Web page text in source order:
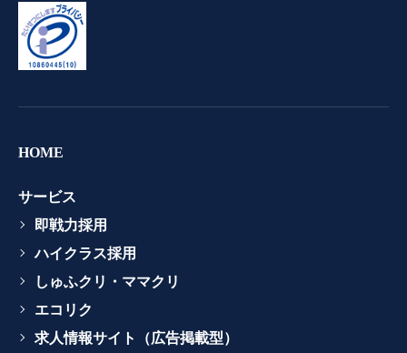
HOME
サービス
即戦力採用
ハイクラス採用
しゅふクリ・ママクリ
エコリク
求人情報サイト（広告掲載型）